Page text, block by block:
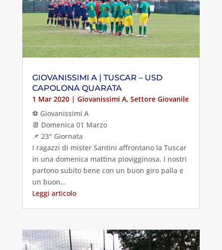
GIOVANISSIMI A | TUSCAR – USD
CAPOLONA QUARATA
1 Mar 2020| Giovanissimi A, Settore Giovanile
⚽️ Giovanissimi A
📆 Domenica 01 Marzo
📌 23° Giornata
I ragazzi di mister Santini affrontano la Tuscar
in una domenica mattina piovigginosa. I nostri
partono subito bene con un buon giro palla e
un buon…
Leggi articolo